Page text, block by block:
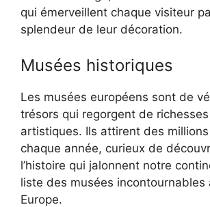
qui émerveillent chaque visiteur
splendeur de leur décoration.
Musées historiques
Les musées européens sont de
trésors qui regorgent de
artistiques. Ils attirent des
chaque année, curieux de
l’histoire qui jalonnent notre
liste des musées incontournables
Europe.